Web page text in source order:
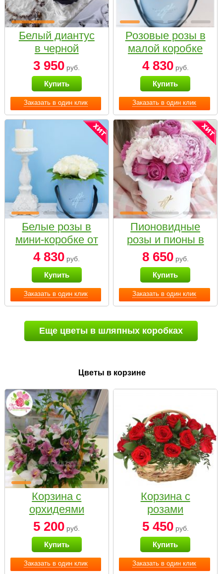
Заказать в один клик
Белый диантус
в черной
коробке Small
3 950 руб.
Купить
Заказать в один клик
Розовые розы в
малой коробке
4 830руб.
Купить
Заказать в один клик
Белые розы в
мини-коробке от
Bella Fiori
4 830 руб.
Купить
Заказать в один клик
Пионовидные
розы и пионы в
белой коробке
Small
8 650руб.
Купить
Еще цветы в шляпных коробках
Цветы в корзине
Заказать в один клик
Корзина с
орхидеями
малая
5 200 руб.
Купить
Заказать в один клик
Корзина с
розами
«Красный
Париж»
5 450руб.
Купить